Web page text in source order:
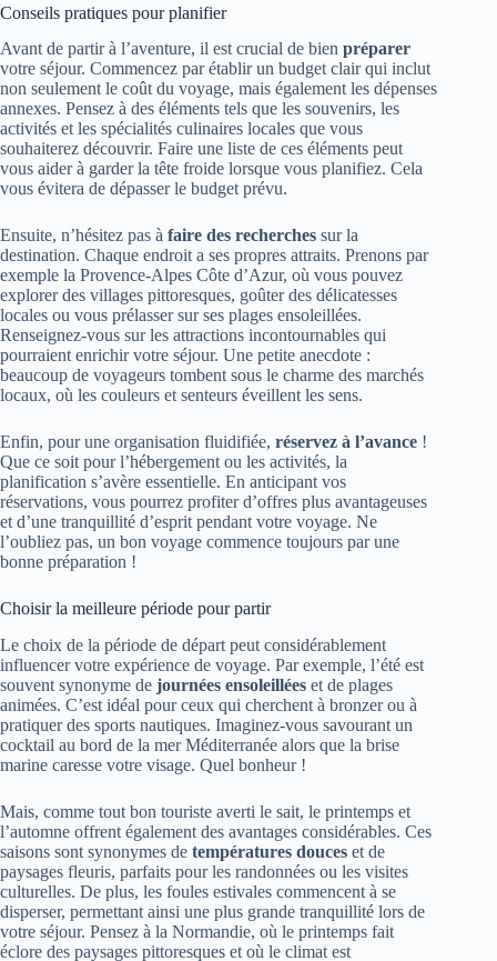
Conseils pratiques pour planifier
Avant de partir à l’aventure, il est crucial de bien préparer
votre séjour. Commencez par établir un budget clair qui inclut
non seulement le coût du voyage, mais également les dépenses
annexes. Pensez à des éléments tels que les souvenirs, les
activités et les spécialités culinaires locales que vous
souhaiterez découvrir. Faire une liste de ces éléments peut
vous aider à garder la tête froide lorsque vous planifiez. Cela
vous évitera de dépasser le budget prévu.
Ensuite, n’hésitez pas à faire des recherches sur la
destination. Chaque endroit a ses propres attraits. Prenons par
exemple la Provence-Alpes Côte d’Azur, où vous pouvez
explorer des villages pittoresques, goûter des délicatesses
locales ou vous prélasser sur ses plages ensoleillées.
Renseignez-vous sur les attractions incontournables qui
pourraient enrichir votre séjour. Une petite anecdote :
beaucoup de voyageurs tombent sous le charme des marchés
locaux, où les couleurs et senteurs éveillent les sens.
Enfin, pour une organisation fluidifiée, réservez à l’avance !
Que ce soit pour l’hébergement ou les activités, la
planification s’avère essentielle. En anticipant vos
réservations, vous pourrez profiter d’offres plus avantageuses
et d’une tranquillité d’esprit pendant votre voyage. Ne
l’oubliez pas, un bon voyage commence toujours par une
bonne préparation !
Choisir la meilleure période pour partir
Le choix de la période de départ peut considérablement
influencer votre expérience de voyage. Par exemple, l’été est
souvent synonyme de journées ensoleillées et de plages
animées. C’est idéal pour ceux qui cherchent à bronzer ou à
pratiquer des sports nautiques. Imaginez-vous savourant un
cocktail au bord de la mer Méditerranée alors que la brise
marine caresse votre visage. Quel bonheur !
Mais, comme tout bon touriste averti le sait, le printemps et
l’automne offrent également des avantages considérables. Ces
saisons sont synonymes de températures douces et de
paysages fleuris, parfaits pour les randonnées ou les visites
culturelles. De plus, les foules estivales commencent à se
disperser, permettant ainsi une plus grande tranquillité lors de
votre séjour. Pensez à la Normandie, où le printemps fait
éclore des paysages pittoresques et où le climat est